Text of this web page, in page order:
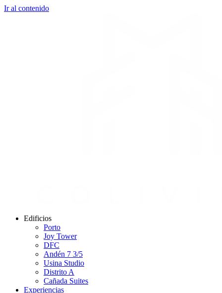
Ir al contenido
Edificios
Porto
Joy Tower
DFC
Andén 7 3/5
Usina Studio
Distrito A
Cañada Suites
Experiencias